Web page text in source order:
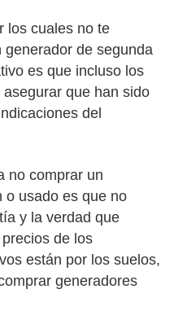
los cuales no te
de segunda
es que incluso los
que han sido
del
no comprar un
o usado es que no
y la verdad que
de los
están por los suelos,
generadores